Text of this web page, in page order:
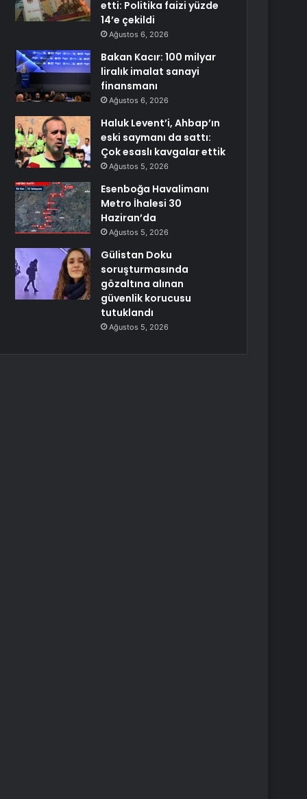
etti: Politika faizi yüzde
14’e çekildi
Ağustos 6, 2026
Bakan Kacır: 100 milyar
liralık imalat sanayi
finansmanı
Ağustos 6, 2026
Haluk Levent’i, Ahbap’ın
eski saymanı da sattı:
Çok esaslı kavgalar ettik
Ağustos 5, 2026
Esenboğa Havalimanı
Metro İhalesi 30
Haziran’da
Ağustos 5, 2026
Gülistan Doku
soruşturmasında
gözaltına alınan
güvenlik korucusu
tutuklandı
Ağustos 5, 2026